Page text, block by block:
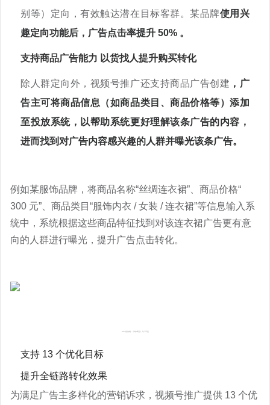
别等）定向，有效触达潜在目标客群。某品牌使用兴
趣定向功能后，广告点击率提升 50% 。
支持商品广告能力 以货找人提升购买转化
除人群定向外，视频号推广还支持商品广告创建 ，广
告主可将商品信息（如商品类目、商品价格等）添加
至投放系统，以帮助系统更好理解该条广告的内容，
进而找到对广告内容感兴趣的人群并曝光该条广告。
例如某服饰品牌，将商品名称“丝绸连衣裙” 、商品价格“
300 元” 、商品类目 “服饰内衣 /女装 /连衣裙”等信息输入系
统中，系统根据这些商品特征找到对该连衣裙广告更有意
向的人群进行曝光，提升广告点击转化。
MP 投放端 - “添加商品 ” 入口示意
支持 13 个优化目标
提升全链路转化效果
为满足广告主多样化的营销诉求，视频号推广提供 13 个优